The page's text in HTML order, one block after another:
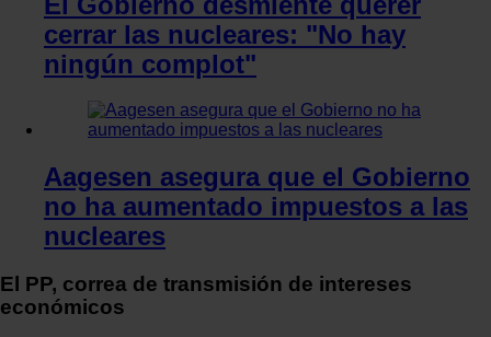
cerrar las nucleares: "No hay
ningún complot"
Aagesen asegura que el Gobierno
no ha aumentado impuestos a las
nucleares
El PP, correa de transmisión de intereses
económicos